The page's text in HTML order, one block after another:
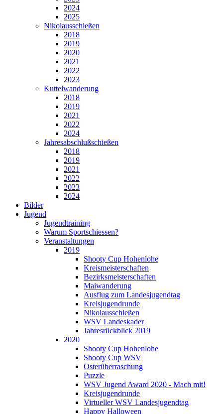
2024
2025
Nikolausschießen
2018
2019
2020
2021
2022
2023
Kuttelwanderung
2018
2019
2021
2022
2024
Jahresabschlußschießen
2018
2019
2021
2022
2023
2024
Bilder
Jugend
Jugendtraining
Warum Sportschiessen?
Veranstaltungen
2019
Shooty Cup Hohenlohe
Kreismeisterschaften
Bezirksmeisterschaften
Maiwanderung
Ausflug zum Landesjugendtag
Kreisjugendrunde
Nikolausschießen
WSV Landeskader
Jahresrückblick 2019
2020
Shooty Cup Hohenlohe
Shooty Cup WSV
Osterüberraschung
Puzzle
WSV Jugend Award 2020 - Mach mit!
Kreisjugendrunde
Virtueller WSV Landesjugendtag
Happy Halloween